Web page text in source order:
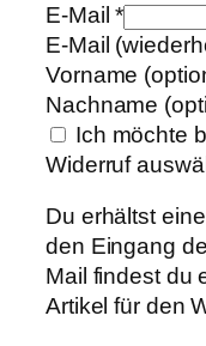
E-Mail*
E-Mail
Vorname
Nachname
Ich möchte
Widerruf
Du erhältst
den Eingang
Mail findest du
Artikel für den